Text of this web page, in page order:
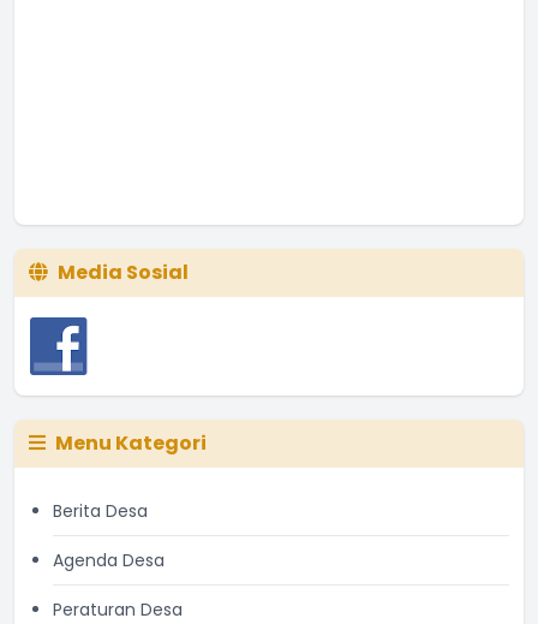
Media Sosial
Menu Kategori
Berita Desa
Agenda Desa
Peraturan Desa